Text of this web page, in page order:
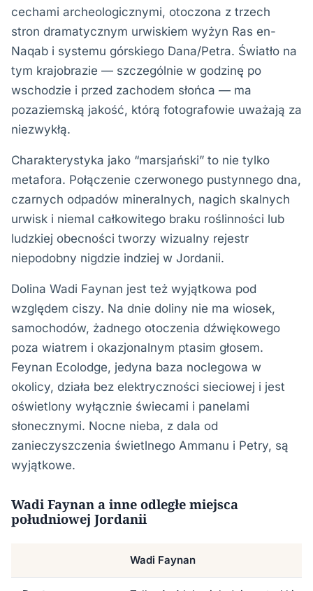
cechami archeologicznymi, otoczona z trzech
stron dramatycznym urwiskiem wyżyn Ras en-
Naqab i systemu górskiego Dana/Petra. Światło na
tym krajobrazie — szczególnie w godzinę po
wschodzie i przed zachodem słońca — ma
pozaziemską jakość, którą fotografowie uważają za
niezwykłą.
Charakterystyka jako “marsjański” to nie tylko
metafora. Połączenie czerwonego pustynnego dna,
czarnych odpadów mineralnych, nagich skalnych
urwisk i niemal całkowitego braku roślinności lub
ludzkiej obecności tworzy wizualny rejestr
niepodobny nigdzie indziej w Jordanii.
Dolina Wadi Faynan jest też wyjątkowa pod
względem ciszy. Na dnie doliny nie ma wiosek,
samochodów, żadnego otoczenia dźwiękowego
poza wiatrem i okazjonalnym ptasim głosem.
Feynan Ecolodge, jedyna baza noclegowa w
okolicy, działa bez elektryczności sieciowej i jest
oświetlony wyłącznie świecami i panelami
słonecznymi. Nocne nieba, z dala od
zanieczyszczenia świetlnego Ammanu i Petry, są
wyjątkowe.
Wadi Faynan a inne odległe miejsca
południowej Jordanii
Wadi Faynan